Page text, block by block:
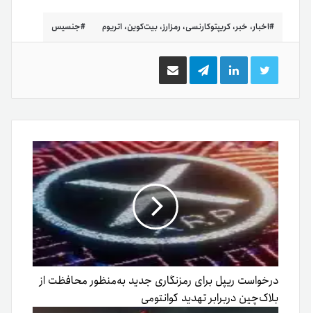
اخبار، خبر، کریپتوکارنسی، رمزارز، بیت‌کوین، اتریوم جنسیس
توییتر لینکدینتلگرام اشتراک
گذاری
ایمیل
درخواست ریپل برای رمزنگاری جدید به‌منظور محافظت از
بلاک‌چین دربرابر تهدید کوانتومی